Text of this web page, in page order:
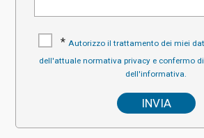
* Autorizzo il trattamento dei miei
dell'attuale normativa privacy e confermo
dell'informativa.